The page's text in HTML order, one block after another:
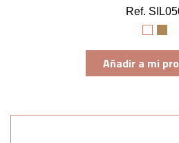
Ref.
Añadir a mi